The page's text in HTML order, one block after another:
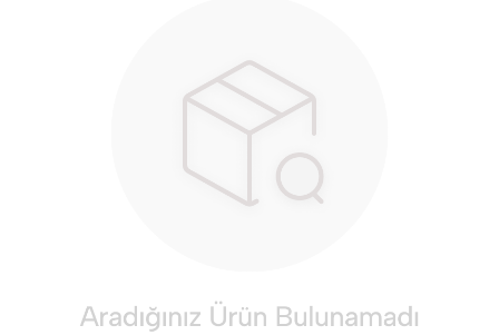
Elektrikli Aksamlar
Elektrikli Süpürge
Fan
Klima